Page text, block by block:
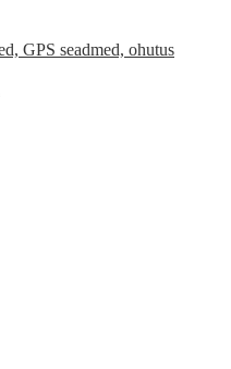
GPS seadmed, ohutus